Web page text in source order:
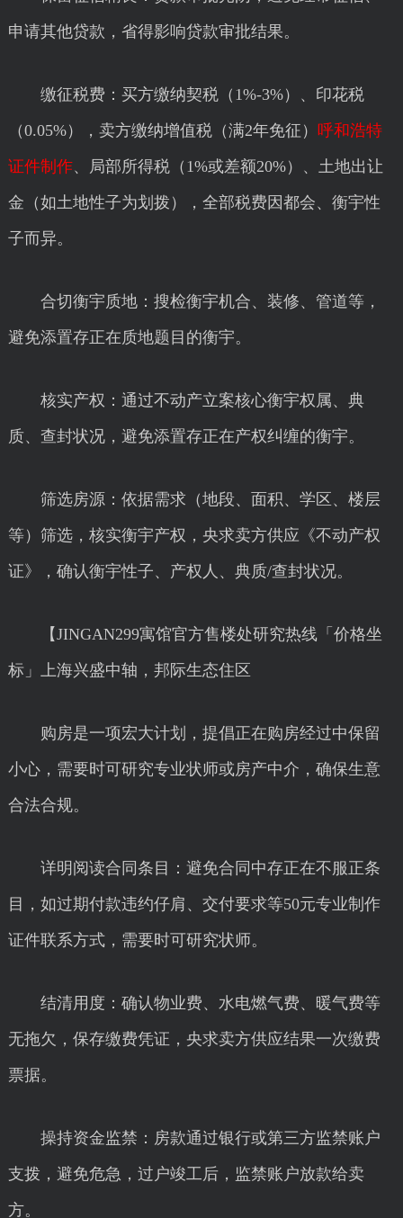
申请其他贷款，省得影响贷款审批结果。
缴征税费：买方缴纳契税（1%-3%）、印花税
（0.05%），卖方缴纳增值税（满2年免征） 呼和浩特
证件制作、局部所得税（1%或差额20%）、土地出让
金（如土地性子为划拨），全部税费因都会、衡宇性
子而异。
合切衡宇质地：搜检衡宇机合、装修、管道等，
避免添置存正在质地题目的衡宇。
核实产权：通过不动产立案核心衡宇权属、典
质、查封状况，避免添置存正在产权纠缠的衡宇。
筛选房源：依据需求（地段、面积、学区、楼层
等）筛选，核实衡宇产权，央求卖方供应《不动产权
证》，确认衡宇性子、产权人、典质/查封状况。
【JINGAN299寓馆官方售楼处研究热线「价格坐
标」上海兴盛中轴，邦际生态住区
购房是一项宏大计划，提倡正在购房经过中保留
小心，需要时可研究专业状师或房产中介，确保生意
合法合规。
详明阅读合同条目：避免合同中存正在不服正条
目，如过期付款违约仔肩、交付要求等50元专业制作
证件联系方式，需要时可研究状师。
结清用度：确认物业费、水电燃气费、暖气费等
无拖欠，保存缴费凭证，央求卖方供应结果一次缴费
票据。
操持资金监禁：房款通过银行或第三方监禁账户
支拨，避免危急，过户竣工后，监禁账户放款给卖
方。